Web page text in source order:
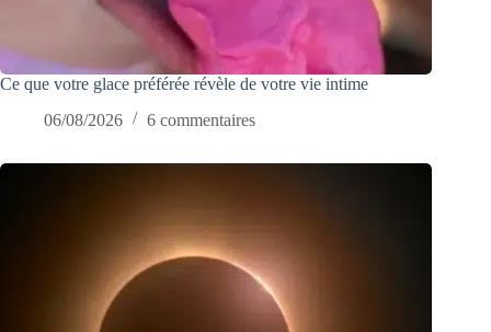
Ce que votre glace préférée révèle de votre vie intime
06/08/2026
6 commentaires